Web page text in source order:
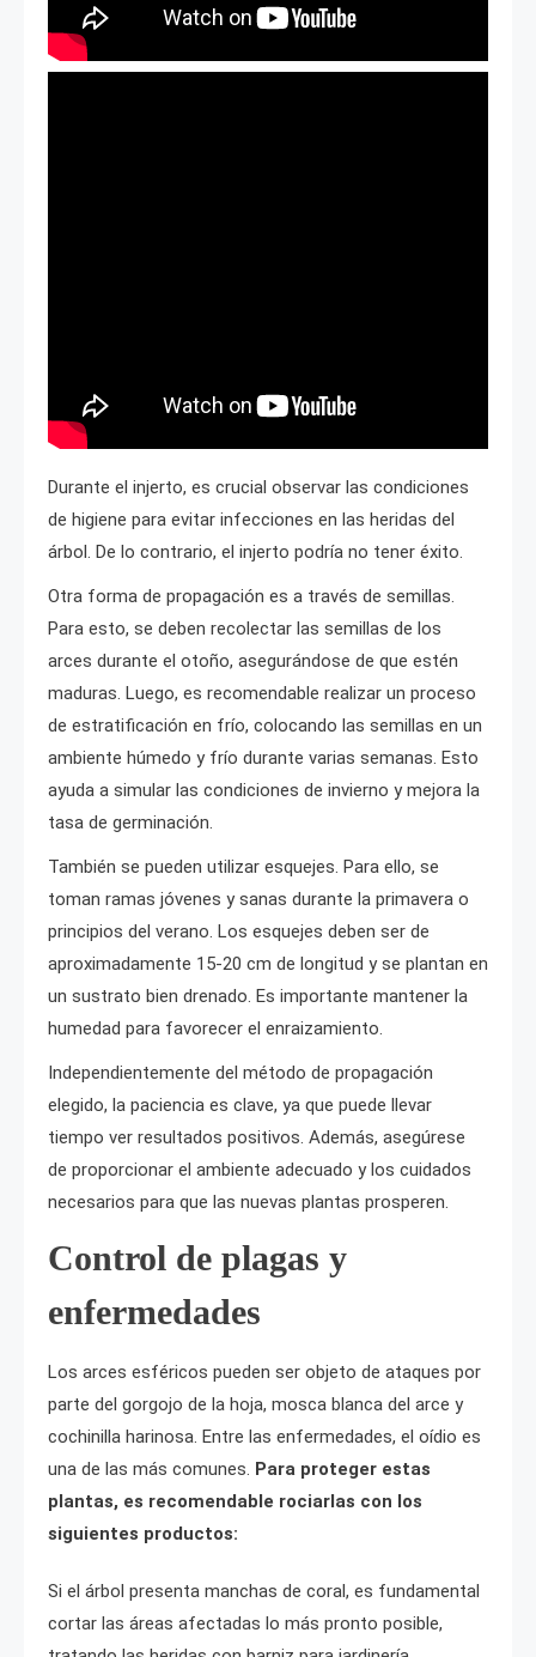
Durante el injerto, es crucial observar las condiciones
de higiene para evitar infecciones en las heridas del
árbol. De lo contrario, el injerto podría no tener éxito.
Otra forma de propagación es a través de semillas.
Para esto, se deben recolectar las semillas de los
arces durante el otoño, asegurándose de que estén
maduras. Luego, es recomendable realizar un proceso
de estratificación en frío, colocando las semillas en un
ambiente húmedo y frío durante varias semanas. Esto
ayuda a simular las condiciones de invierno y mejora la
tasa de germinación.
También se pueden utilizar esquejes. Para ello, se
toman ramas jóvenes y sanas durante la primavera o
principios del verano. Los esquejes deben ser de
aproximadamente 15-20 cm de longitud y se plantan en
un sustrato bien drenado. Es importante mantener la
humedad para favorecer el enraizamiento.
Independientemente del método de propagación
elegido, la paciencia es clave, ya que puede llevar
tiempo ver resultados positivos. Además, asegúrese
de proporcionar el ambiente adecuado y los cuidados
necesarios para que las nuevas plantas prosperen.
Control de plagas y
enfermedades
Los arces esféricos pueden ser objeto de ataques por
parte del gorgojo de la hoja, mosca blanca del arce y
cochinilla harinosa. Entre las enfermedades, el oídio es
una de las más comunes. Para proteger estas
plantas, es recomendable rociarlas con los
siguientes productos:
Si el árbol presenta manchas de coral, es fundamental
cortar las áreas afectadas lo más pronto posible,